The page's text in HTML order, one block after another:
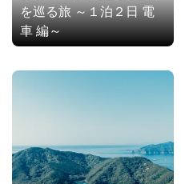
を巡る旅 ～１泊２日 電
車 編～